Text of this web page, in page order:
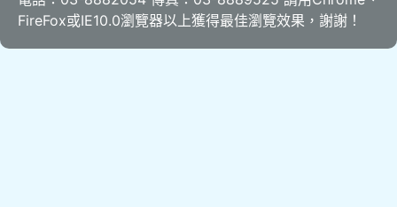
FireFox或IE10.0瀏覽器以上獲得最佳瀏覽效果，謝謝！